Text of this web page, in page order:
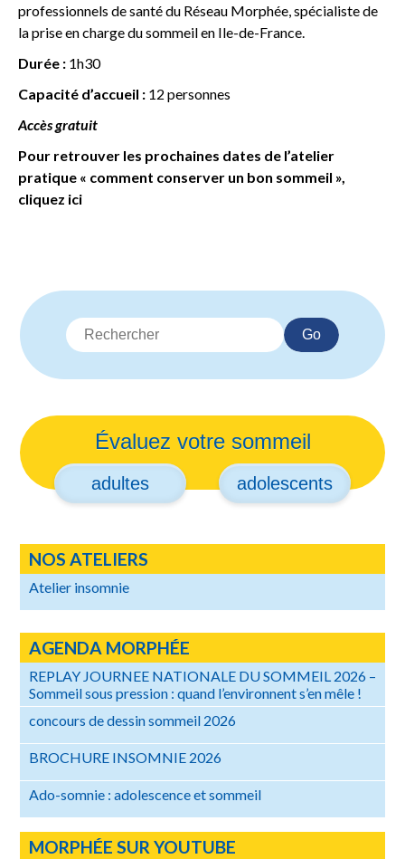
professionnels de santé du Réseau Morphée, spécialiste de
la prise en charge du sommeil en Ile-de-France.
Durée : 1h30
Capacité d’accueil : 12 personnes
Accès gratuit
Pour retrouver les prochaines dates de l’atelier
pratique « comment conserver un bon sommeil »,
cliquez ici
Go
Évaluez votre sommeil
adultes adolescents
NOS ATELIERS
Atelier insomnie
AGENDA MORPHÉE
REPLAY JOURNEE NATIONALE DU SOMMEIL 2026 –
Sommeil sous pression : quand l’environnent s’en mêle !
concours de dessin sommeil 2026
BROCHURE INSOMNIE 2026
Ado-somnie : adolescence et sommeil
MORPHÉE SUR YOUTUBE